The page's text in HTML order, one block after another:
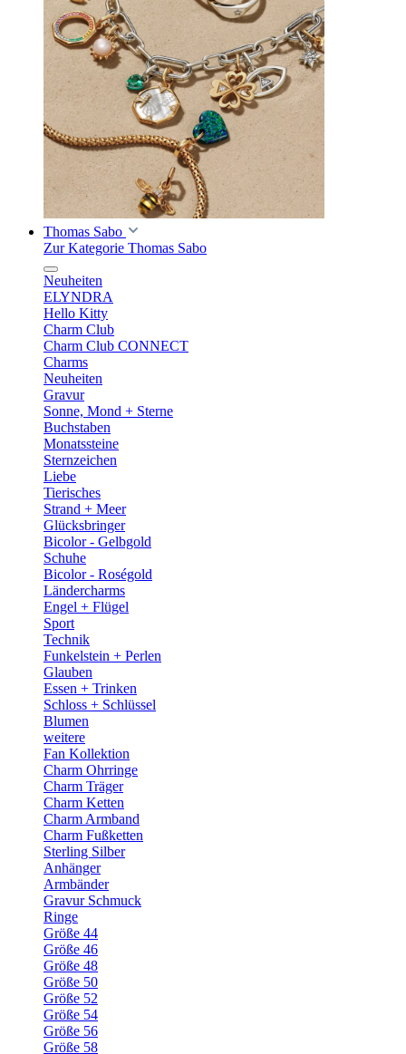
Thomas Sabo
Zur Kategorie Thomas Sabo
Neuheiten
ELYNDRA
Hello Kitty
Charm Club
Charm Club CONNECT
Charms
Neuheiten
Gravur
Sonne, Mond + Sterne
Buchstaben
Monatssteine
Sternzeichen
Liebe
Tierisches
Strand + Meer
Glücksbringer
Bicolor - Gelbgold
Schuhe
Bicolor - Roségold
Ländercharms
Engel + Flügel
Sport
Technik
Funkelstein + Perlen
Glauben
Essen + Trinken
Schloss + Schlüssel
Blumen
weitere
Fan Kollektion
Charm Ohrringe
Charm Träger
Charm Ketten
Charm Armband
Charm Fußketten
Sterling Silber
Anhänger
Armbänder
Gravur Schmuck
Ringe
Größe 44
Größe 46
Größe 48
Größe 50
Größe 52
Größe 54
Größe 56
Größe 58